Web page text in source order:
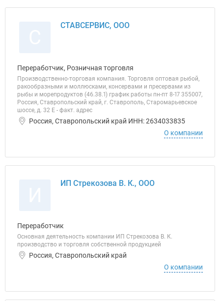
СТАВСЕРВИС, ООО
Переработчик, Розничная торговля
Производственно-торговая компания. Торговля оптовая рыбой,
ракообразными и моллюсками, консервами и пресервами из
рыбы и морепродуктов (46.38.1) график работы пн-пт 8-17 355007,
Россия, Ставропольский край, г. Ставрополь, Старомарьевское
шоссе, д. 32 Е - факт. адрес
Россия, Ставропольский край ИНН: 2634033835
О компании
ИП Стрекозова В. К., ООО
Переработчик
Основная деятельность компании ИП Стрекозова В. К.
производство и торговля собственной продукцией
Россия, Ставропольский край
О компании